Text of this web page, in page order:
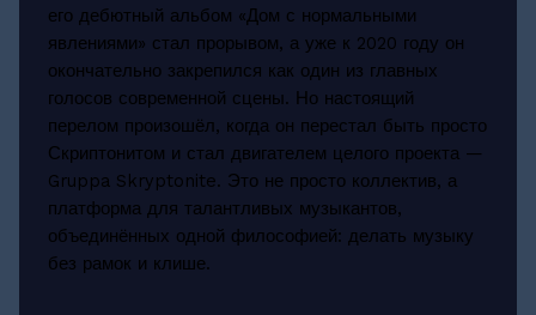
его дебютный альбом «Дом с нормальными
явлениями» стал прорывом, а уже к 2020 году он
окончательно закрепился как один из главных
голосов современной сцены. Но настоящий
перелом произошёл, когда он перестал быть просто
Скриптонитом и стал двигателем целого проекта —
Gruppa Skryptonite. Это не просто коллектив, а
платформа для талантливых музыкантов,
объединённых одной философией: делать музыку
без рамок и клише.